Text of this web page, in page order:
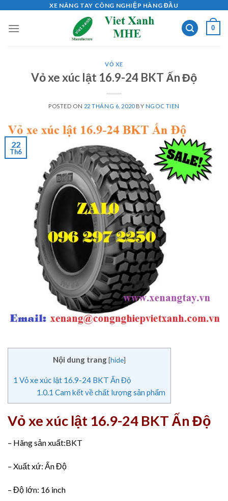
content
XE NÂNG TAY CÔNG NGHIỆP HÀNG ĐẦU
0
VỎ XE
Vỏ xe xúc lật 16.9-24 BKT Ấn Độ
POSTED ON 22 THÁNG 6, 2020BY NGOC TIEN
22
Th6
Nội dung trang[hide]
1 Vỏ xe xúc lật 16.9-24 BKT Ấn Độ
1.0.1 Cam kết về chất lượng sản phẩm
Vỏ xe xúc lật 16.9-24 BKT Ấn Độ
– Hãng sản xuất:BKT
– Xuất xứ: Ấn Độ
– Độ lớn: 16 inch